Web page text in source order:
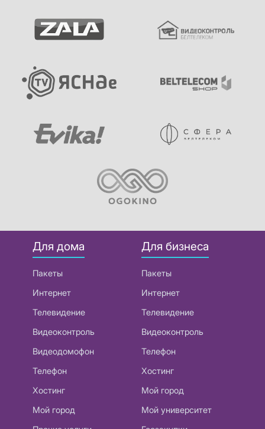
Для дома
Пакеты
Интернет
Телевидение
Видеоконтроль
Видеодомофон
Телефон
Хостинг
Мой город
Для бизнеса
Пакеты
Интернет
Телевидение
Видеоконтроль
Телефон
Хостинг
Мой город
Мой университет